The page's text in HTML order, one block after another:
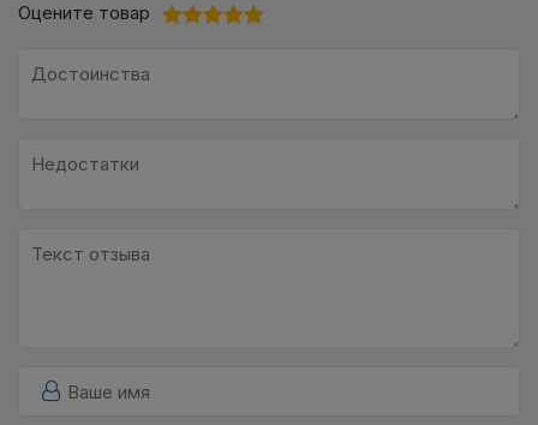
Оцените товар